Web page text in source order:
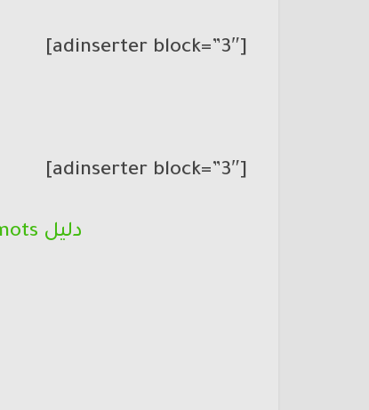
[adinserter block=”3″]
[adinserter block=”3″]
دليل L’oasis des mots المستوى الثاني